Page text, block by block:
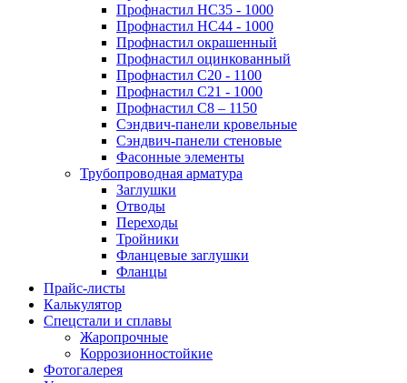
Профнастил НС35 - 1000
Профнастил НС44 - 1000
Профнастил окрашенный
Профнастил оцинкованный
Профнастил С20 - 1100
Профнастил С21 - 1000
Профнастил С8 – 1150
Сэндвич-панели кровельные
Сэндвич-панели стеновые
Фасонные элементы
Трубопроводная арматура
Заглушки
Отводы
Переходы
Тройники
Фланцевые заглушки
Фланцы
Прайс-листы
Калькулятор
Спецстали и сплавы
Жаропрочные
Коррозионностойкие
Фотогалерея